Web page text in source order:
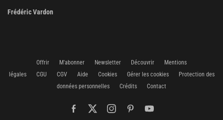
Frédéric Vardon
Offrir M'abonner Newsletter Découvrir
Mentions
légales
CGU CGV Aide Cookies Gérer les cookies
Protection des
données personnelles
Crédits Contact